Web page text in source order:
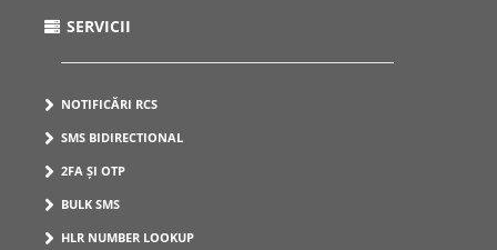
SERVICII
NOTIFICĂRI RCS
SMS BIDIRECTIONAL
2FA ȘI OTP
BULK SMS
HLR NUMBER LOOKUP